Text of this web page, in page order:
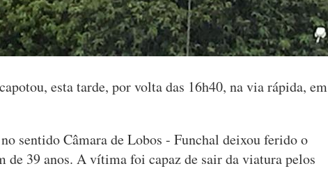
esta tarde, por volta das 16h40, na via rápida, em
sentido Câmara de Lobos - Funchal deixou ferido o
de 39 anos. A vítima foi capaz de sair da viatura pelos